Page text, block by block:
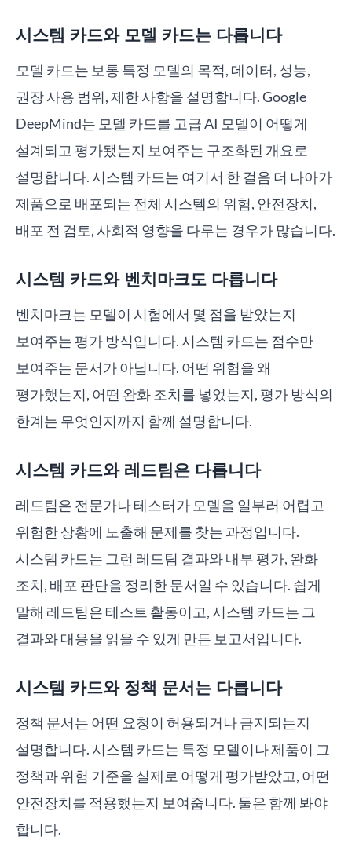
시스템 카드와 모델 카드는 다릅니다
모델 카드는 보통 특정 모델의 목적, 데이터, 성능,
권장 사용 범위, 제한 사항을 설명합니다. Google
DeepMind는 모델 카드를 고급 AI 모델이 어떻게
설계되고 평가됐는지 보여주는 구조화된 개요로
설명합니다. 시스템 카드는 여기서 한 걸음 더 나아가
제품으로 배포되는 전체 시스템의 위험, 안전장치,
배포 전 검토, 사회적 영향을 다루는 경우가 많습니다.
시스템 카드와 벤치마크도 다릅니다
벤치마크는 모델이 시험에서 몇 점을 받았는지
보여주는 평가 방식입니다. 시스템 카드는 점수만
보여주는 문서가 아닙니다. 어떤 위험을 왜
평가했는지, 어떤 완화 조치를 넣었는지, 평가 방식의
한계는 무엇인지까지 함께 설명합니다.
시스템 카드와 레드팀은 다릅니다
레드팀은 전문가나 테스터가 모델을 일부러 어렵고
위험한 상황에 노출해 문제를 찾는 과정입니다.
시스템 카드는 그런 레드팀 결과와 내부 평가, 완화
조치, 배포 판단을 정리한 문서일 수 있습니다. 쉽게
말해 레드팀은 테스트 활동이고, 시스템 카드는 그
결과와 대응을 읽을 수 있게 만든 보고서입니다.
시스템 카드와 정책 문서는 다릅니다
정책 문서는 어떤 요청이 허용되거나 금지되는지
설명합니다. 시스템 카드는 특정 모델이나 제품이 그
정책과 위험 기준을 실제로 어떻게 평가받았고, 어떤
안전장치를 적용했는지 보여줍니다. 둘은 함께 봐야
합니다.